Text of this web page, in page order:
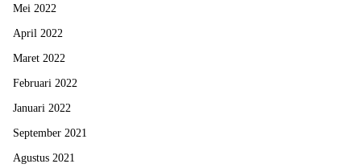
Mei 2022
April 2022
Maret 2022
Februari 2022
Januari 2022
September 2021
Agustus 2021